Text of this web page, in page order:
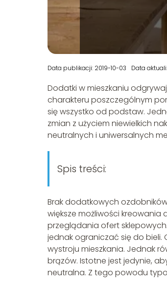
Data publikacji: 2019-10-03 Data
Dodatki w mieszkaniu
charakteru poszczególnym
się wszystko od podstaw.
zmian z użyciem niewielkich
neutralnych i uniwersalnych
Spis treści:
Brak dodatkowych
większe możliwości
przeglądania ofert
jednak ograniczać się do
wystroju mieszkania. Jednak
brązów. Istotne jest jedynie,
neutralna. Z tego powodu